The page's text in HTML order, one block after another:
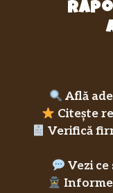
Află
Citește
Verifică
Vezi